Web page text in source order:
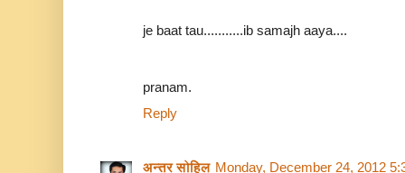
je baat tau...........ib samajh aaya....
pranam.
Reply
अन्तर सोहिल Monday, December 24, 2012